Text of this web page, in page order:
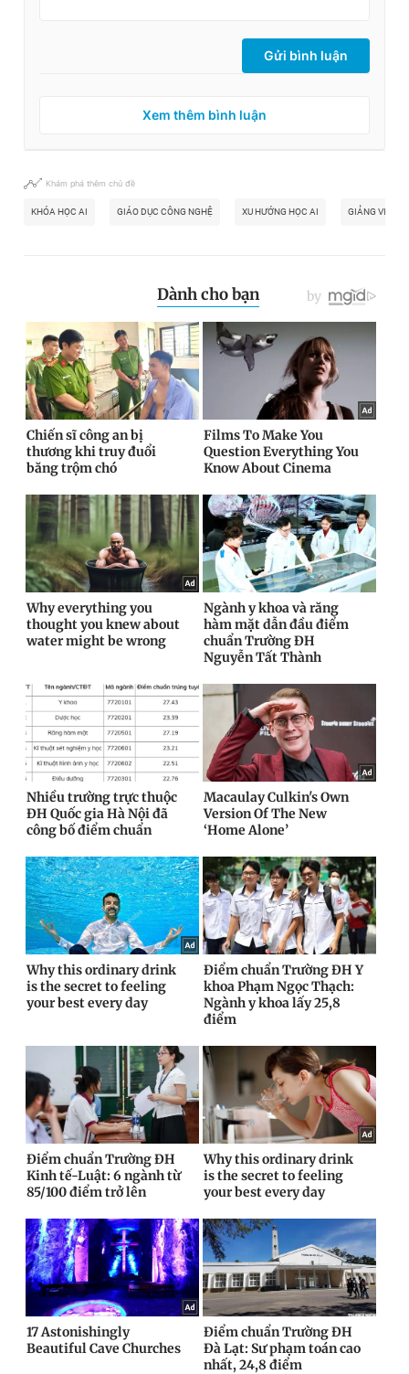
Gửi bình luận
Xem thêm bình luận
Khám phá thêm chủ đề
KHÓA HỌC AI GIÁO DỤC CÔNG NGHỆ XU HƯỚNG HỌC AI GIẢNG VIÊN AI